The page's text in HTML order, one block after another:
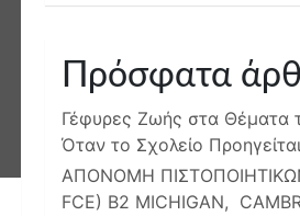
Πρόσφατα
Γέφυρες Ζωής στα Θέματα
Όταν το Σχολείο
ΑΠΟΝΟΜΗ
FCE) B2 MICHIGAN,